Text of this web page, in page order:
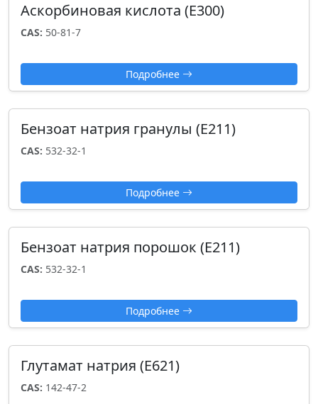
Аскорбиновая кислота (Е300)
CAS: 50-81-7
Подробнее
Бензоат натрия гранулы (Е211)
CAS: 532-32-1
Подробнее
Бензоат натрия порошок (Е211)
CAS: 532-32-1
Подробнее
Глутамат натрия (Е621)
CAS: 142-47-2